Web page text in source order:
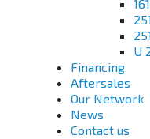
U
Financing
Aftersales
Our Network
News
Contact us